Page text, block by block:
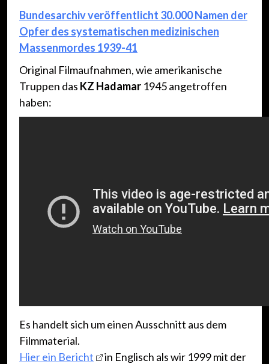
Bundesarchiv veröffentlicht 30.000 Namen der
Opfer des systematischen medizinischen
Massenmordes 1939-41
Original Filmaufnahmen, wie amerikanische
Truppen das KZ Hadamar 1945 angetroffen
haben:
Es handelt sich um einen Ausschnitt aus dem
Filmmaterial.
Hier ein Bericht
in Englisch als wir 1999 mit der